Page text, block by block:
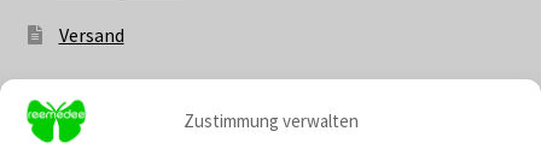
Zustimmung verwalten
Versand